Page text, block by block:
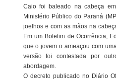
Caio foi baleado na cabeça
Ministério Público do Paraná
joelhos e com as mãos na
Em um Boletim de Ocorrência,
que o jovem o ameaçou com
versão foi contestada por
abordagem.
O decreto publicado no Diário